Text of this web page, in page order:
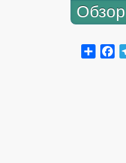
Share